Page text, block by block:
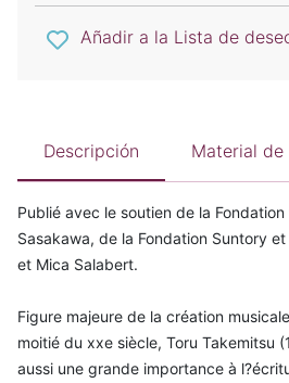
Añadir a la Lista de
Descripción Material de
Publié avec le soutien de la
Sasakawa, de la Fondation Suntory
et Mica Salabert.
Figure majeure de la création
moitié du xxe siècle, Toru Takemitsu
aussi une grande importance à